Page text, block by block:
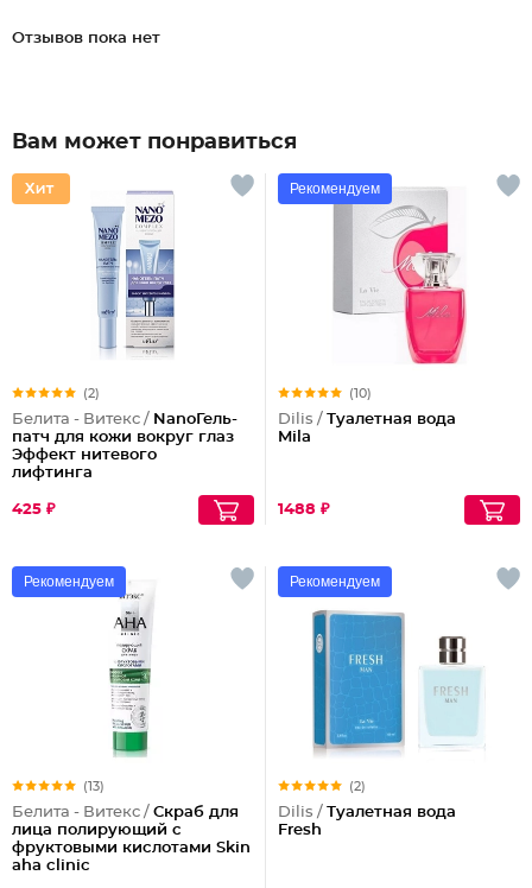
Отзывов пока нет
Вам может понравиться
(2)
Белита - Витекс / NanoГель-
патч для кожи вокруг глаз
Эффект нитевого
лифтинга
425 ₽
Рекомендуем
(10)
Dilis / Туалетная вода
Mila
1488 ₽
Рекомендуем
(13)
Белита - Витекс / Скраб для
лица полирующий с
фруктовыми кислотами Skin
aha clinic
Рекомендуем
(2)
Dilis / Туалетная вода
Fresh